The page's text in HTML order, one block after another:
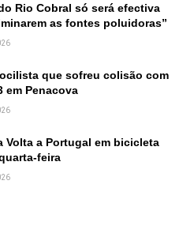
Rio Cobral só será efectiva
as fontes poluidoras”
que sofreu colisão com
em Penacova
Volta a Portugal em bicicleta
feira